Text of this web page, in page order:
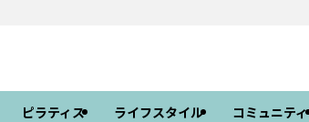
ピラティス ライフスタイル コミュニティ